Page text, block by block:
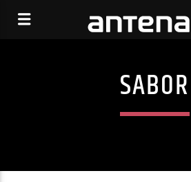
SABOR